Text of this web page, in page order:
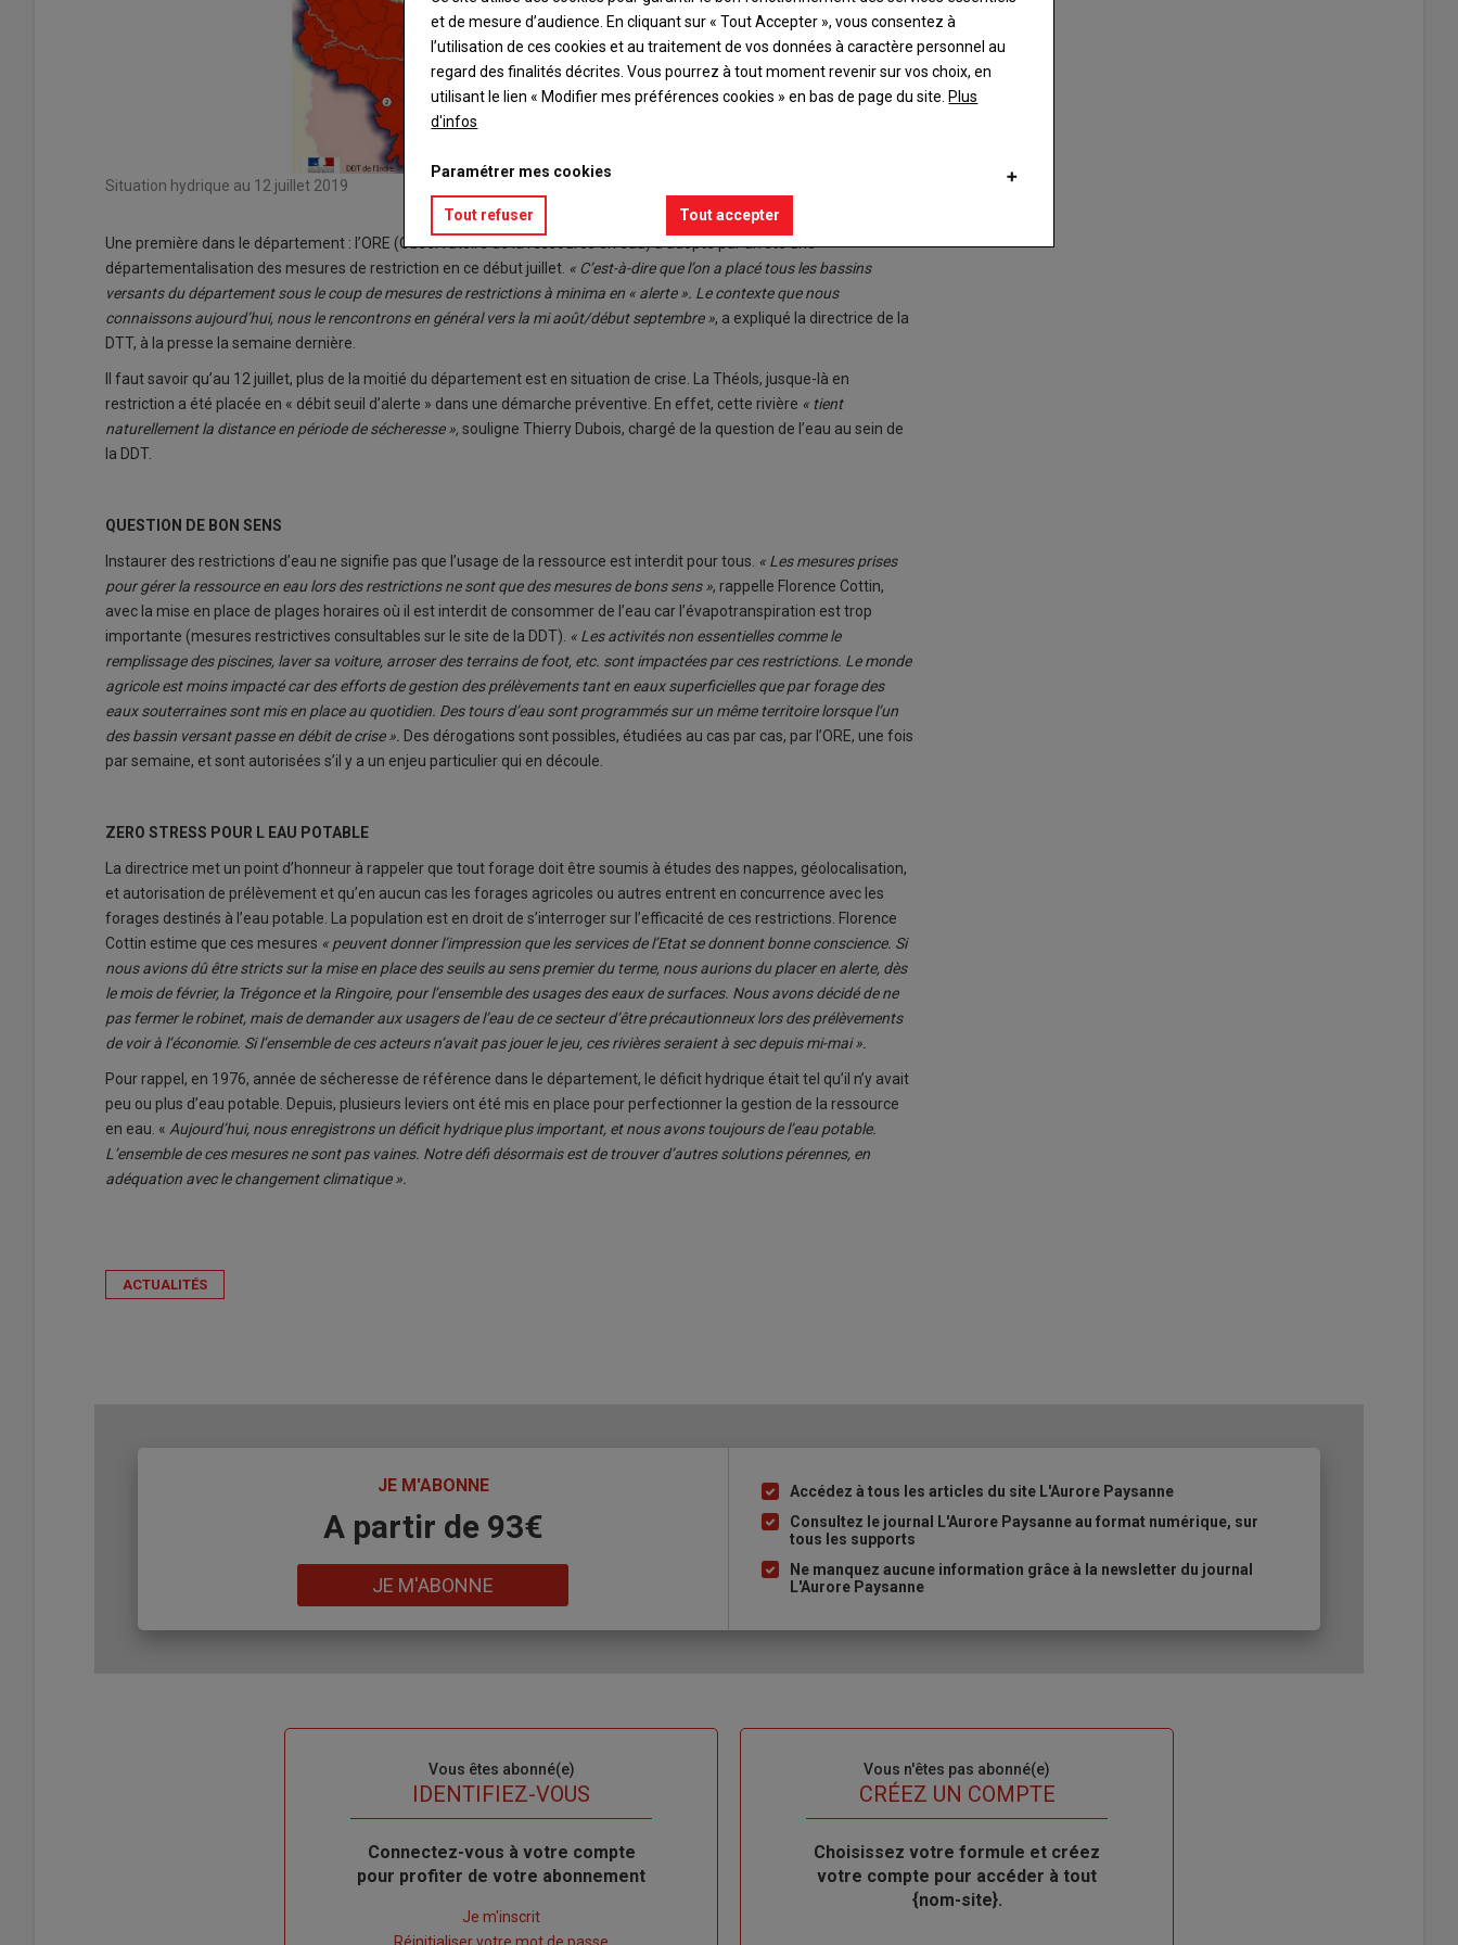
Situation hydrique au 12 juillet 2019
Une première dans le département : l’ORE (Observatoire de la ressource en eau) a adopté par arrêté une
départementalisation des mesures de restriction en ce début juillet. « C’est-à-dire que l’on a placé tous les bassins
versants du département sous le coup de mesures de restrictions à minima en « alerte ». Le contexte que nous
connaissons aujourd’hui, nous le rencontrons en général vers la mi août/début septembre », a expliqué la directrice de la
DTT, à la presse la semaine dernière.
Il faut savoir qu’au 12 juillet, plus de la moitié du département est en situation de crise. La Théols, jusque-là en
restriction a été placée en « débit seuil d’alerte » dans une démarche préventive. En effet, cette rivière « tient
naturellement la distance en période de sécheresse », souligne Thierry Dubois, chargé de la question de l’eau au sein de
la DDT.
QUESTION DE BON SENS
Instaurer des restrictions d’eau ne signifie pas que l’usage de la ressource est interdit pour tous. « Les mesures prises
pour gérer la ressource en eau lors des restrictions ne sont que des mesures de bons sens », rappelle Florence Cottin,
avec la mise en place de plages horaires où il est interdit de consommer de l’eau car l’évapotranspiration est trop
importante (mesures restrictives consultables sur le site de la DDT). « Les activités non essentielles comme le
remplissage des piscines, laver sa voiture, arroser des terrains de foot, etc. sont impactées par ces restrictions. Le monde
agricole est moins impacté car des efforts de gestion des prélèvements tant en eaux superficielles que par forage des
eaux souterraines sont mis en place au quotidien. Des tours d’eau sont programmés sur un même territoire lorsque l’un
des bassin versant passe en débit de crise ». Des dérogations sont possibles, étudiées au cas par cas, par l’ORE, une fois
par semaine, et sont autorisées s’il y a un enjeu particulier qui en découle.
ZERO STRESS POUR L EAU POTABLE
La directrice met un point d’honneur à rappeler que tout forage doit être soumis à études des nappes, géolocalisation,
et autorisation de prélèvement et qu’en aucun cas les forages agricoles ou autres entrent en concurrence avec les
forages destinés à l’eau potable. La population est en droit de s’interroger sur l’efficacité de ces restrictions. Florence
Cottin estime que ces mesures « peuvent donner l’impression que les services de l’Etat se donnent bonne conscience. Si
nous avions dû être stricts sur la mise en place des seuils au sens premier du terme, nous aurions du placer en alerte, dès
le mois de février, la Trégonce et la Ringoire, pour l’ensemble des usages des eaux de surfaces. Nous avons décidé de ne
pas fermer le robinet, mais de demander aux usagers de l’eau de ce secteur d’être précautionneux lors des prélèvements
de voir à l’économie. Si l’ensemble de ces acteurs n’avait pas jouer le jeu, ces rivières seraient à sec depuis mi-mai ».
Pour rappel, en 1976, année de sécheresse de référence dans le département, le déficit hydrique était tel qu’il n’y avait
peu ou plus d’eau potable. Depuis, plusieurs leviers ont été mis en place pour perfectionner la gestion de la ressource
en eau. « Aujourd’hui, nous enregistrons un déficit hydrique plus important, et nous avons toujours de l’eau potable.
L’ensemble de ces mesures ne sont pas vaines. Notre défi désormais est de trouver d’autres solutions pérennes, en
adéquation avec le changement climatique ».
ACTUALITÉS
JE M'ABONNE
A partir de 93€
JE M'ABONNE
Liste
à
puce
Accédez à tous les articles du site L'Aurore Paysanne
Consultez le journal L'Aurore Paysanne au format numérique, sur
tous les supports
Ne manquez aucune information grâce à la newsletter du journal
L'Aurore Paysanne
Vous êtes abonné(e)
IDENTIFIEZ-VOUS
Body
Connectez-vous à votre compte
pour profiter de votre abonnement
Je m'inscrit
Réinitialiser votre mot de passe
Vous n'êtes pas abonné(e)
TITRECRÉEZ UN COMPTE
Body
Choisissez votre formule et créez
votre compte pour accéder à tout
{nom-site}.
et de mesure d’audience. En cliquant sur « Tout Accepter », vous consentez à
l’utilisation de ces cookies et au traitement de vos données à caractère personnel au
regard des finalités décrites. Vous pourrez à tout moment revenir sur vos choix, en
utilisant le lien « Modifier mes préférences cookies » en bas de page du site. Plus
d'infos
Paramétrer mes cookies
Tout refuser Tout accepter